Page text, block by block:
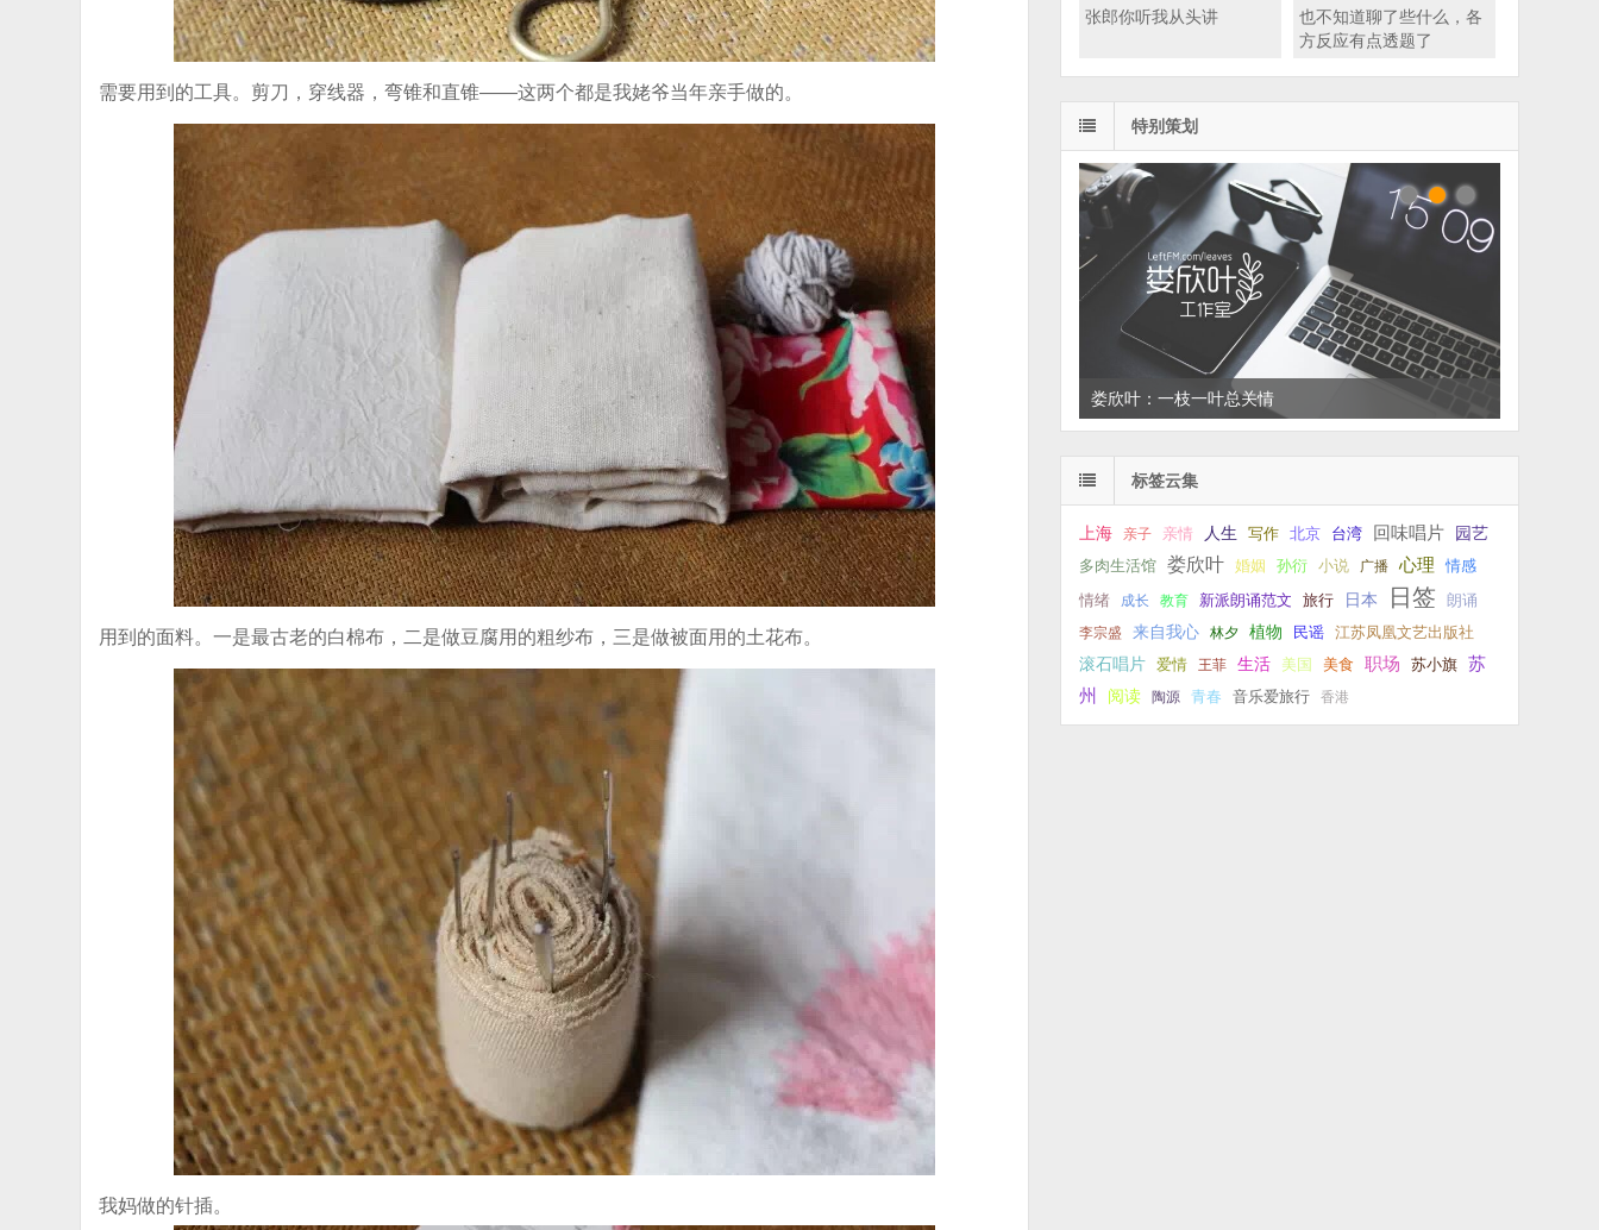
需要用到的工具。剪刀，穿线器，弯锥和直锥——这两个都是我姥爷当年亲手做的。
用到的面料。一是最古老的白棉布，二是做豆腐用的粗纱布，三是做被面用的土花布。
我妈做的针插。
张郎你听我从头讲
也不知道聊了些什么，各
方反应有点透题了
特别策划
左叔：一生中还有多少个你
标签云集
上海 亲子 亲情 人生 写作 北京 台湾 回味唱片 园艺
多肉生活馆 娄欣叶 婚姻 孙衍 小说 广播 心理 情感
情绪 成长 教育 新派朗诵范文 旅行 日本 日签 朗诵
李宗盛 来自我心 林夕 植物 民谣
江苏凤凰文艺出版社
滚石唱片
爱情 王菲 生活 美国 美食 职场 苏小旗
苏
州
阅读 陶源 青春 音乐爱旅行 香港